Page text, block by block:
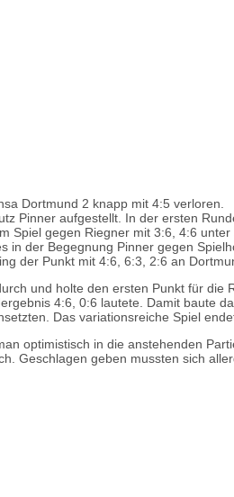
Dortmund 2 knapp mit 4:5 verloren.
Pinner aufgestellt. In der ersten
gegen Riegner mit 3:6, 4:6
der Begegnung Pinner gegen
der Punkt mit 4:6, 6:3, 2:6 an
und holte den ersten Punkt für
4:6, 0:6 lautete. Damit baute
Das variationsreiche Spiel
optimistisch in die anstehenden
Geschlagen geben mussten sich